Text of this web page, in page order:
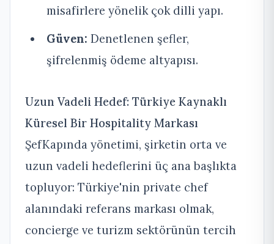
misafirlere yönelik çok dilli yapı.
Güven: Denetlenen şefler,
şifrelenmiş ödeme altyapısı.
Uzun Vadeli Hedef: Türkiye Kaynaklı
Küresel Bir Hospitality Markası
ŞefKapında yönetimi, şirketin orta ve
uzun vadeli hedeflerini üç ana başlıkta
topluyor: Türkiye'nin private chef
alanındaki referans markası olmak,
concierge ve turizm sektörünün tercih